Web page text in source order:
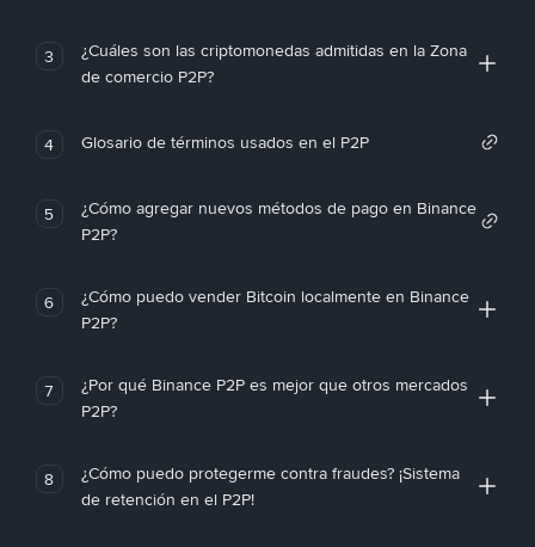
3
¿Cuáles son las criptomonedas admitidas en la Zona
de comercio P2P?
4 Glosario de términos usados en el P2P
5
¿Cómo agregar nuevos métodos de pago en Binance
P2P?
6
¿Cómo puedo vender Bitcoin localmente en Binance
P2P?
7
¿Por qué Binance P2P es mejor que otros mercados
P2P?
8
¿Cómo puedo protegerme contra fraudes? ¡Sistema
de retención en el P2P!